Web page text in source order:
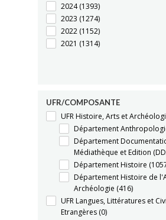
2024(1393)
2023 (1274)
2022 (1152)
2021 (1314)
UFR/COMPOSANTE
UFR Histoire, Arts et
Département
Département
Médiathèque et Edition
Département Histoire
Département Histoire de
Archéologie (416)
UFR Langues, Littératures et
Etrangères (0)